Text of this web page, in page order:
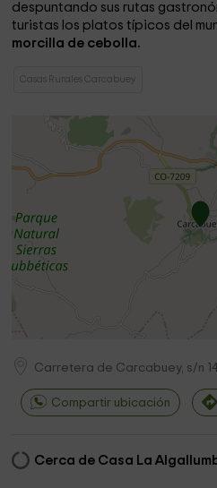
despuntando sus rutas
turistas los platos típicos del
morcilla de cebolla.
Casas Rurales Carcabuey
Carretera de Carcabuey, s/n
Compartir ubicación
Cerca de Casa La